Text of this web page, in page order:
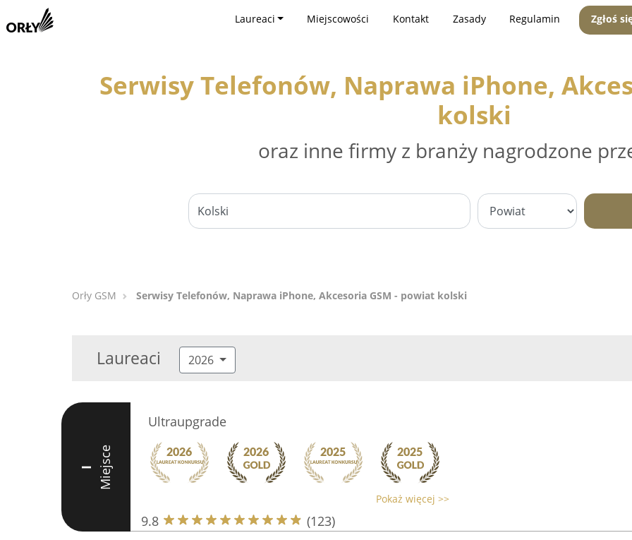
Laureaci Miejscowości Kontakt Zasady Regulamin Zgłoś
Serwisy Telefonów, Naprawa iPhone,
kolski
oraz inne firmy z branży nagrodzone
Orły GSM Serwisy Telefonów, Naprawa iPhone, Akcesoria GSM - powiat kolski
Laureaci 2026
I Miejsce
Ultraupgrade
Pokaż więcej >>
9.8 (123)